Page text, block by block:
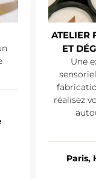
ATELIER
ET
Une
réalisez
Paris,